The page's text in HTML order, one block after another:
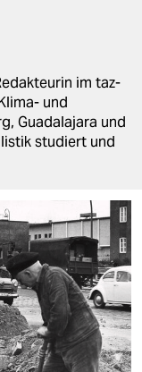
im taz-
und
Guadalajara und
studiert und